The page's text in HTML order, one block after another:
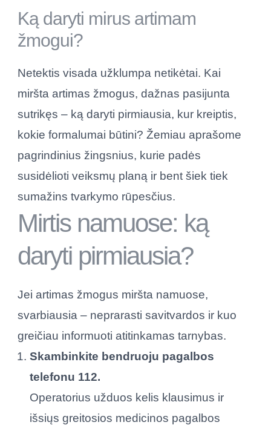
Ką daryti mirus artimam
žmogui?
Netektis visada užklumpa netikėtai. Kai
miršta artimas žmogus, dažnas pasijunta
sutrikęs – ką daryti pirmiausia, kur kreiptis,
kokie formalumai būtini? Žemiau aprašome
pagrindinius žingsnius, kurie padės
susidėlioti veiksmų planą ir bent šiek tiek
sumažins tvarkymo rūpesčius.
Mirtis namuose: ką
daryti pirmiausia?
Jei artimas žmogus miršta namuose,
svarbiausia – neprarasti savitvardos ir kuo
greičiau informuoti atitinkamas tarnybas.
Skambinkite bendruoju pagalbos
telefonu 112.
Operatorius užduos kelis klausimus ir
išsiųs greitosios medicinos pagalbos